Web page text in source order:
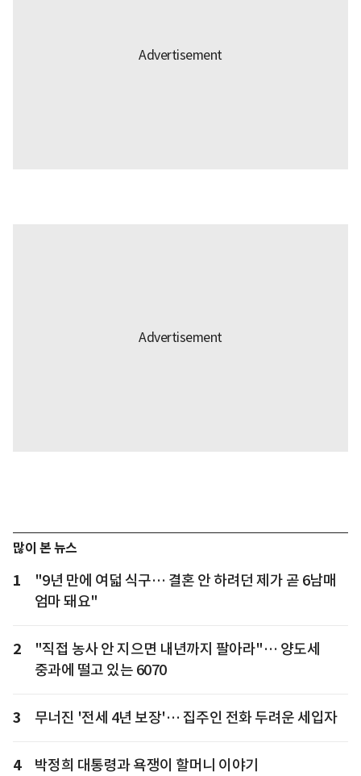
많이 본 뉴스
1
"9년 만에 여덟 식구… 결혼 안 하려던 제가 곧 6남매
엄마 돼요"
2
"직접 농사 안 지으면 내년까지 팔아라"… 양도세
중과에 떨고 있는 6070
3 무너진 '전세 4년 보장'… 집주인 전화 두려운 세입자
4 박정희 대통령과 욕쟁이 할머니 이야기